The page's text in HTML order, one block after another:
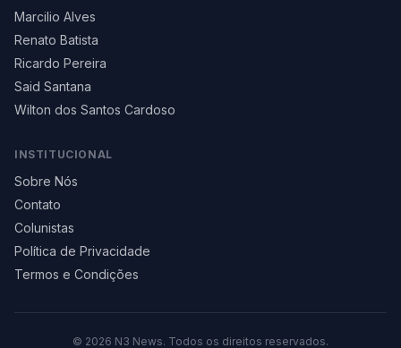
Marcilio Alves
Renato Batista
Ricardo Pereira
Said Santana
Wilton dos Santos Cardoso
INSTITUCIONAL
Sobre Nós
Contato
Colunistas
Política de Privacidade
Termos e Condições
© 2026 N3 News. Todos os direitos reservados.